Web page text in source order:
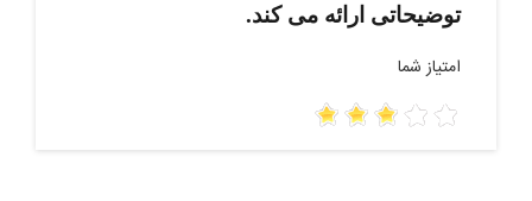
توضیحاتی ارائه می ­کند.
امتیاز شما